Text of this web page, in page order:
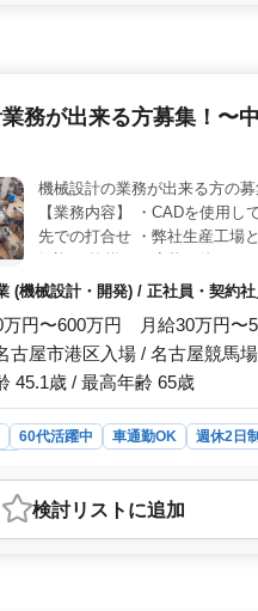
を重視し、無理なく働くこと
おり、安心して働くことがで
にぎりや惣菜などの製造に携わ
ティを支えましょう。
務が出来る方募集！
機械設計の業務が出来る方の
【業務内容】 ・CADを使用
先での打合せ ・弊社生産工場
(機械設計・開発) / 正社員・契約
万円〜600万円 月給30万円〜
古屋市港区入場 / 名古屋競馬
45.1歳 / 最高年齢 65歳
60代活躍中 車通勤OK 週休2日制
ポイント
躍する機械設計業務＞ CADを
大切にしながら働ける環境で
検討リスト に追加